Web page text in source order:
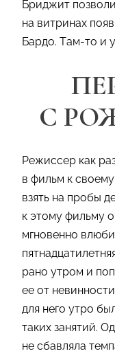
Бриджит
на витринах
Бардо. Там-то и
С
Режиссер как
в фильм к
взять на пробы
к этому фильму
мгновенно
рано утром и
ее от
для него утро
таких занятий.
не сбавляла